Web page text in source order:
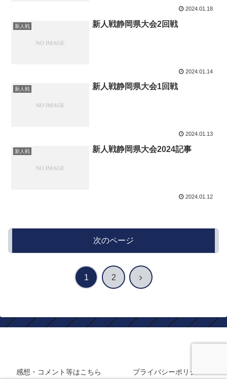
2024.01.18
新人戦 新人戦静岡県大会2回戦
2024.01.14
新人戦 新人戦静岡県大会1回戦
2024.01.13
新人戦 新人戦静岡県大会2024記事
2024.01.12
次のページ
1 2 次
感想・コメント等はこちら プライバシーポリシー